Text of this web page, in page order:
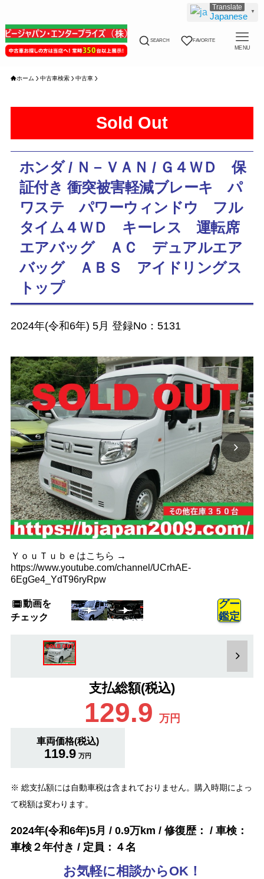
SEARCH FAVORITE
MENU
ホーム 中古車検索 中古車
Sold Out
ホンダ / Ｎ－ＶＡＮ / Ｇ４ＷＤ 保
証付き 衝突被害軽減ブレーキ パ
ワステ パワーウィンドウ フル
タイム４ＷＤ キーレス 運転席
エアバッグ ＡＣ デュアルエア
バッグ ＡＢＳ アイドリングス
トップ
2024年(令和6年) 5月 登録No：5131
ＹｏｕＴｕｂｅはこちら →
https://www.youtube.com/channel/UCrhAE-
6EgGe4_YdT96ryRpw
動画を
チェック
グー
鑑定
支払総額(税込)
129.9 万円
車両価格(税込)
119.9 万円
※ 総支払額には自動車税は含まれておりません。購入時期によっ
て税額は変わります。
2024年(令和6年)5月 / 0.9万km / 修復歴： / 車検：
車検２年付き / 定員：４名
お気軽に相談からOK！
Japanese ▼